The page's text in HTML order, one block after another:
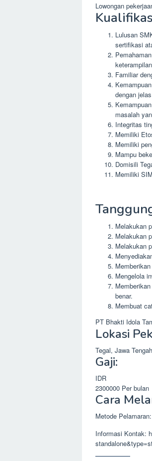
Lowongan
Lulusan
sertifikasi
Familiar
dengan
masalah
Integritas
Memiliki
Memiliki
Mampu
Domisili
Memiliki
Melakukan
Melakukan
Melakukan
Mengelola
benar.
Membuat
PT Bhakti Idola
Lokasi
Tegal, Jawa Tengah
Gaji:
IDR
2300000 Per bulan
Cara
Metode
Informasi Kontak: